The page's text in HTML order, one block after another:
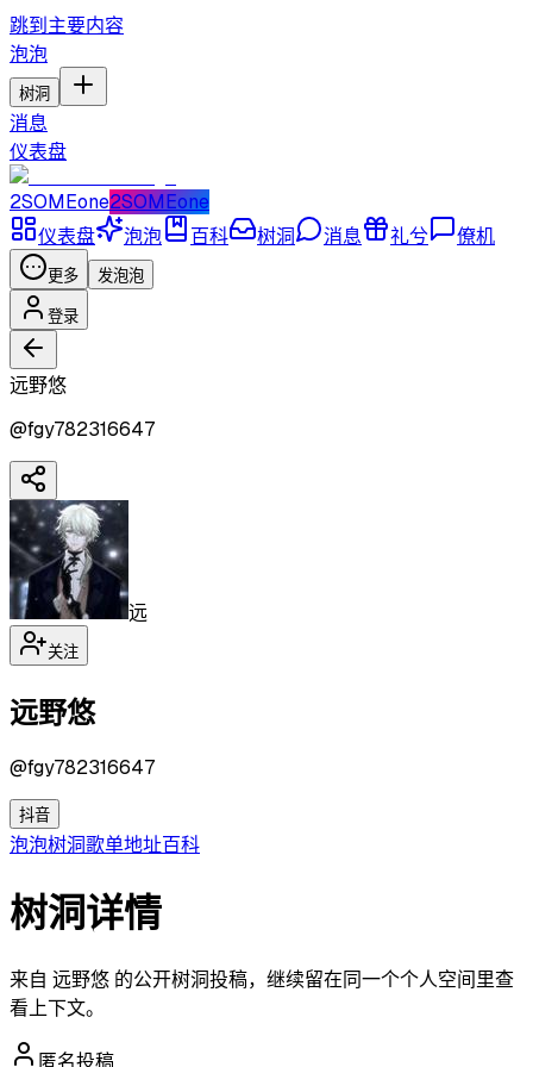
跳到主要内容
泡泡
树洞
消息
仪表盘
2SOMEone2SOMEone
仪表盘
泡泡 百科 树洞 消息 礼兮 僚机
更多 发泡泡
登录
远野悠
@fgy782316647
远
关注
远野悠
@fgy782316647
抖音
泡泡树洞歌单地址百科
树洞详情
来自 远野悠 的公开树洞投稿，继续留在同一个个人空间里查
看上下文。
匿名投稿